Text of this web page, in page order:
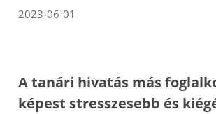
2023-06-01
A tanári hivatás más
képest stresszesebb és